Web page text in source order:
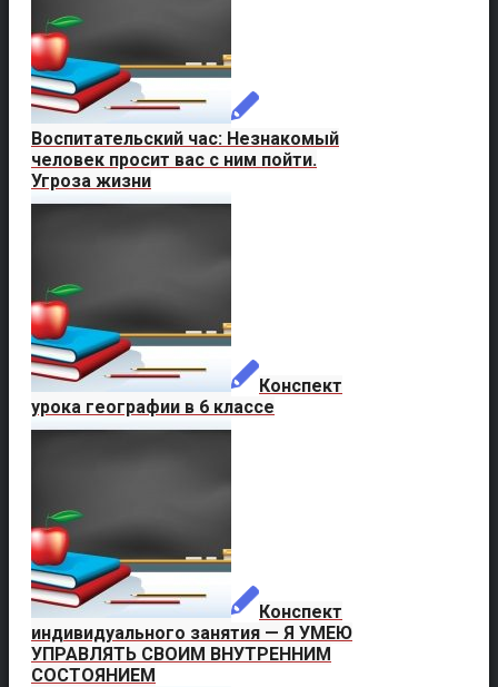
Воспитательский час: Незнакомый
человек просит вас с ним пойти.
Угроза жизни
Конспект
урока географии в 6 классе
Конспект
индивидуального занятия — Я УМЕЮ
УПРАВЛЯТЬ СВОИМ ВНУТРЕННИМ
СОСТОЯНИЕМ